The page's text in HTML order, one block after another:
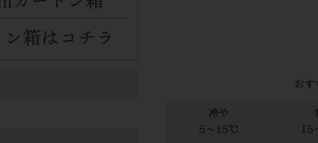
おす
冷や
5～15℃